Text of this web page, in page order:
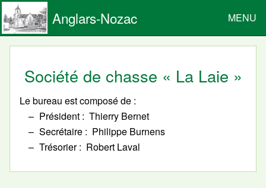
Anglars-Nozac MENU
Société de chasse « La Laie »
Le bureau est composé de :
Président
Thierry Bernet
Secrétaire
Philippe Burnens
Trésorier
Robert Laval